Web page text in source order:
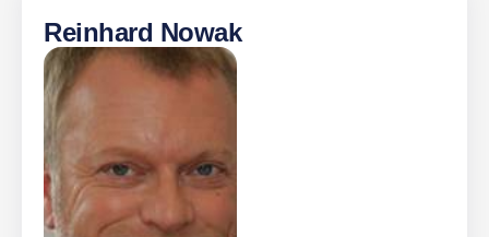
Reinhard Nowak